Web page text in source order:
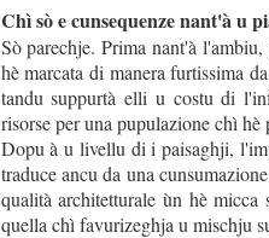
Chì sò e cunsequenze nant'à u
Sò parechje. Prima nant'à
hè marcata di manera furtissima
tandu suppurtà elli u costu di
risorse per una pupulazione chì
Dopu à u livellu di i paisaghji,
traduce ancu da una
qualità architetturale ùn hè micca
quella chì favurizeghja u mischju